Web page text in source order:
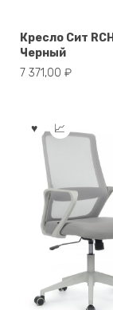
Кресло Сит
Черный
7 371,00 ₽